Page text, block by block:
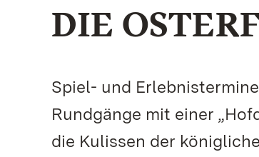
DIE
Spiel- und
Rundgänge mit einer
die Kulissen der